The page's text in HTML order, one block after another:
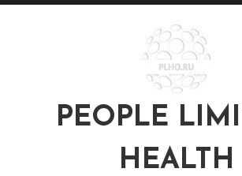
Перейти
PEOPLE
HEALTH